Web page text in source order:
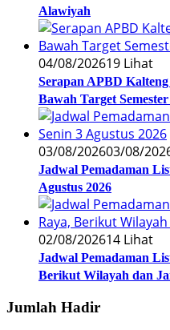
Alawiyah
04/08/202619 Lihat
Serapan APBD
Bawah Target
03/08/202603/08/
Jadwal Pemadaman
Agustus 2026
02/08/202614 Lihat
Jadwal Pemadaman
Berikut Wilayah dan
Jumlah Hadir